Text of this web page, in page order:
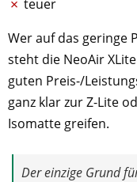
teuer
Wer auf das geringe
steht die NeoAir
guten Preis-/
ganz klar zur Z-Lite
Isomatte greifen.
Der einzige Grund